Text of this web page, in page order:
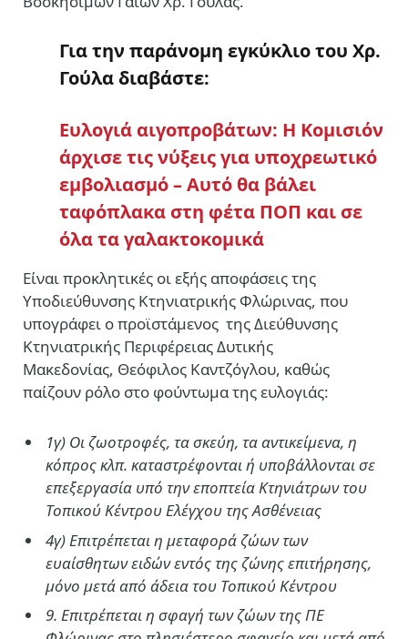
Για την παράνομη εγκύκλιο του Χρ.
Γούλα διαβάστε:
Ευλογιά αιγοπροβάτων: Η Κομισιόν
άρχισε τις νύξεις για υποχρεωτικό
εμβολιασμό–Αυτό θα βάλει
ταφόπλακα στη φέτα ΠΟΠ και σε
όλα τα γαλακτοκομικά
Είναι προκλητικές οι εξής αποφάσεις της
Υποδιεύθυνσης Κτηνιατρικής Φλώρινας, που
υπογράφει ο προϊστάμενος της Διεύθυνσης
Κτηνιατρικής Περιφέρειας Δυτικής
Μακεδονίας, Θεόφιλος Καντζόγλου, καθώς
παίζουν ρόλο στο φούντωμα της ευλογιάς:
1γ) Οι ζωοτροφές, τα σκεύη, τα αντικείμενα, η
κόπρος κλπ. καταστρέφονται ή υποβάλλονται σε
επεξεργασία υπό την εποπτεία Κτηνιάτρων του
Τοπικού Κέντρου Ελέγχου της Ασθένειας
4γ) Επιτρέπεται η μεταφορά ζώων των
ευαίσθητων ειδών εντός της ζώνης επιτήρησης,
μόνο μετά από άδεια του Τοπικού Κέντρου
9. Επιτρέπεται η σφαγή των ζώων της ΠΕ